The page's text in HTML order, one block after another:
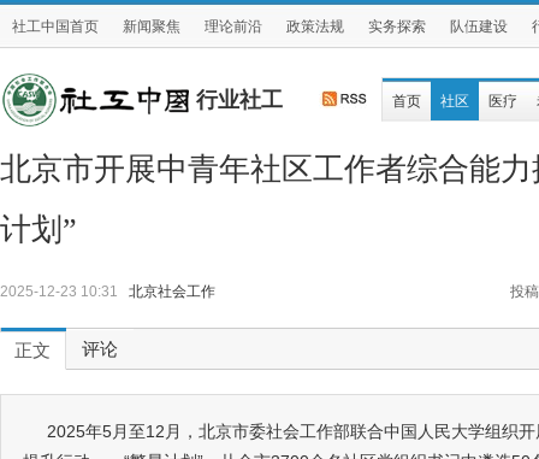
社工中国首页 新闻聚焦 理论前沿 政策法规 实务探索 队伍建设
行业社工 首页 社区 医疗
北京市开展中青年社区工作者综合能
计划”
2025-12-23 10:31 北京社会工作 投稿
正文 评论
2025年5月至12月，北京市委社会工作部联合中国人民大学组织